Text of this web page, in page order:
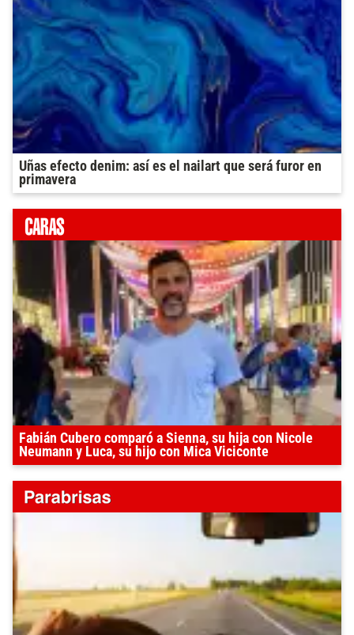
Uñas efecto denim: así es el nailart que será furor en
primavera
Fabián Cubero comparó a Sienna, su hija con Nicole
Neumann y Luca, su hijo con Mica Viciconte